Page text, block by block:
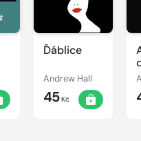
Ďáblice
Andrew Hall
45Kč